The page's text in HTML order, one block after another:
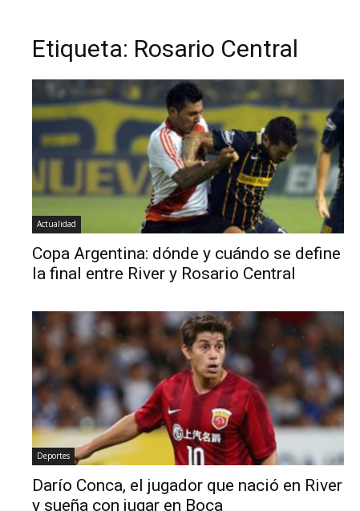
Etiqueta: Rosario Central
Actualidad
Copa Argentina: dónde y cuándo se define
la final entre River y Rosario Central
Deportes
Darío Conca, el jugador que nació en River
y sueña con jugar en Boca